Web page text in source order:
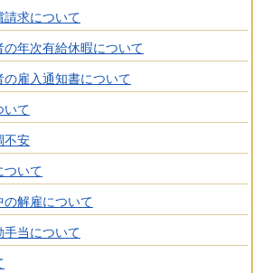
請求について
年次有給休暇について
雇入通知書について
いて
不安
ついて
解雇について
手当について